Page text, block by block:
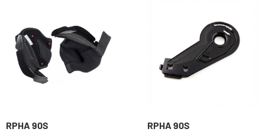
RPHA 90S RPHA 90S